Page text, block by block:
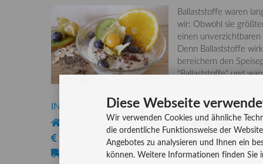
Ballaststoffe waren
wir: Obwohl sie
einen
Denn Ballaststoffe
bereichern den
"Ballaststoffe" und
INFORMATIONEN
Versandkosten
Lieferzeiten
ZAHLUNG
Kreditkarte
Rechnung,
Diese Webseite
Wir verwenden Cookies und ähnliche
die ordentliche Funktionsweise der
Angebotes zu analysieren und Ihnen ein
können. Weitere Informationen finden Sie